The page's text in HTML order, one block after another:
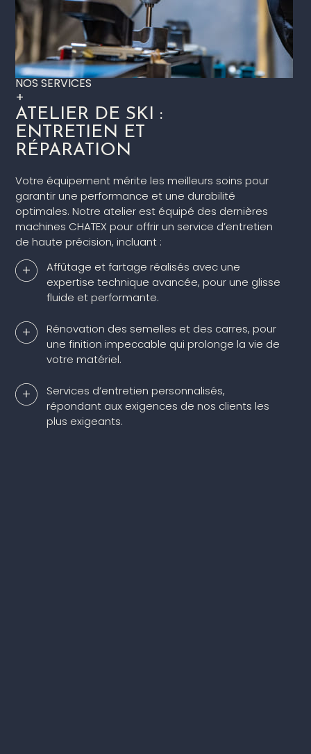
NOS SERVICES
+
ATELIER DE SKI :
ENTRETIEN ET
RÉPARATION
Votre équipement mérite les meilleurs soins pour
garantir une performance et une durabilité
optimales. Notre atelier est équipé des dernières
machines CHATEX pour offrir un service d’entretien
de haute précision, incluant :
Affûtage et fartage réalisés avec une
expertise technique avancée, pour une glisse
fluide et performante.
Rénovation des semelles et des carres, pour
une finition impeccable qui prolonge la vie de
votre matériel.
Services d’entretien personnalisés,
répondant aux exigences de nos clients les
plus exigeants.